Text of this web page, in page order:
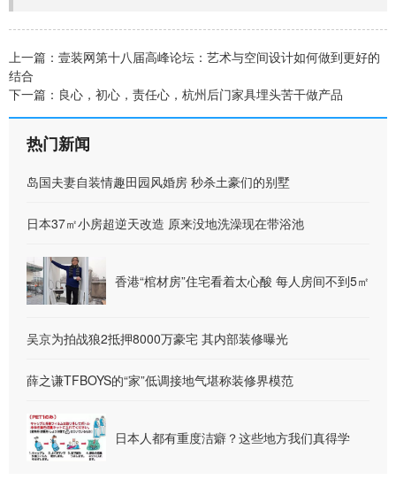
上一篇： 壹装网第十八届高峰论坛：艺术与空间设计如何做到更好的
结合
下一篇： 良心，初心，责任心，杭州后门家具埋头苦干做产品
热门新闻
岛国夫妻自装情趣田园风婚房 秒杀土豪们的别墅
日本37㎡小房超逆天改造 原来没地洗澡现在带浴池
香港“棺材房”住宅看着太心酸 每人房间不到5㎡
吴京为拍战狼2抵押8000万豪宅 其内部装修曝光
薛之谦TFBOYS的“家”低调接地气堪称装修界模范
日本人都有重度洁癖？这些地方我们真得学